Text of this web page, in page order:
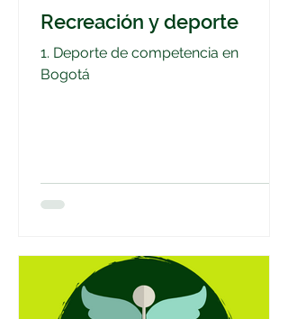
Recreación y deporte
1. Deporte de competencia en
Bogotá